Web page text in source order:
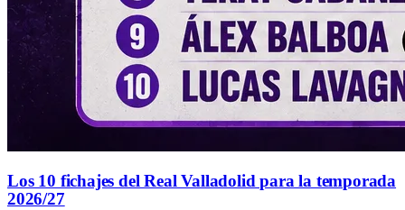
Los 10 fichajes del Real Valladolid para la temporada
2026/27